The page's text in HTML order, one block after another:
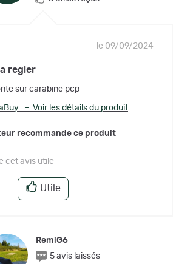
le 09/09/2024
regler
sur carabine pcp
– Voir les détails du produit
recommande ce produit
cet avis utile
Utile
RemiG6
5 avis laissés